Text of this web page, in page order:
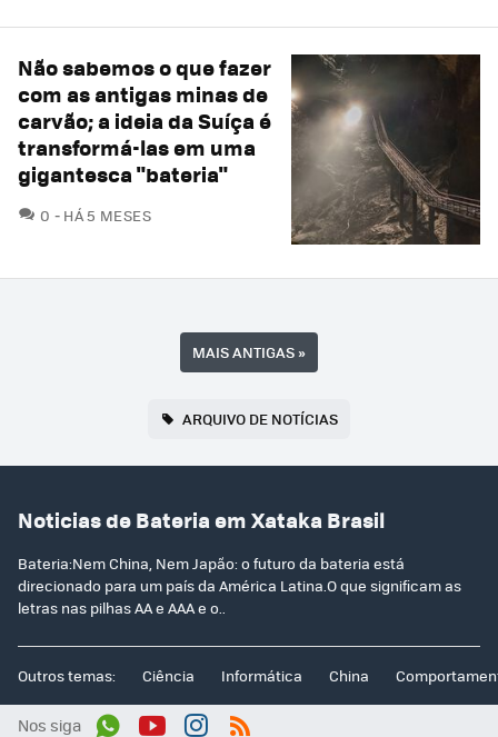
Não sabemos o que fazer
com as antigas minas de
carvão; a ideia da Suíça é
transformá-las em uma
gigantesca "bateria"
0 COMENTÁRIOS
HÁ 5 MESES
MAIS ANTIGAS»
ARQUIVO DE NOTÍCIAS
Noticias de Bateria em Xataka Brasil
Bateria:Nem China, Nem Japão: o futuro da bateria está
direcionado para um país da América Latina.O que significam as
letras nas pilhas AA e AAA e o..
Outros temas: Ciência Informática China
Nos siga